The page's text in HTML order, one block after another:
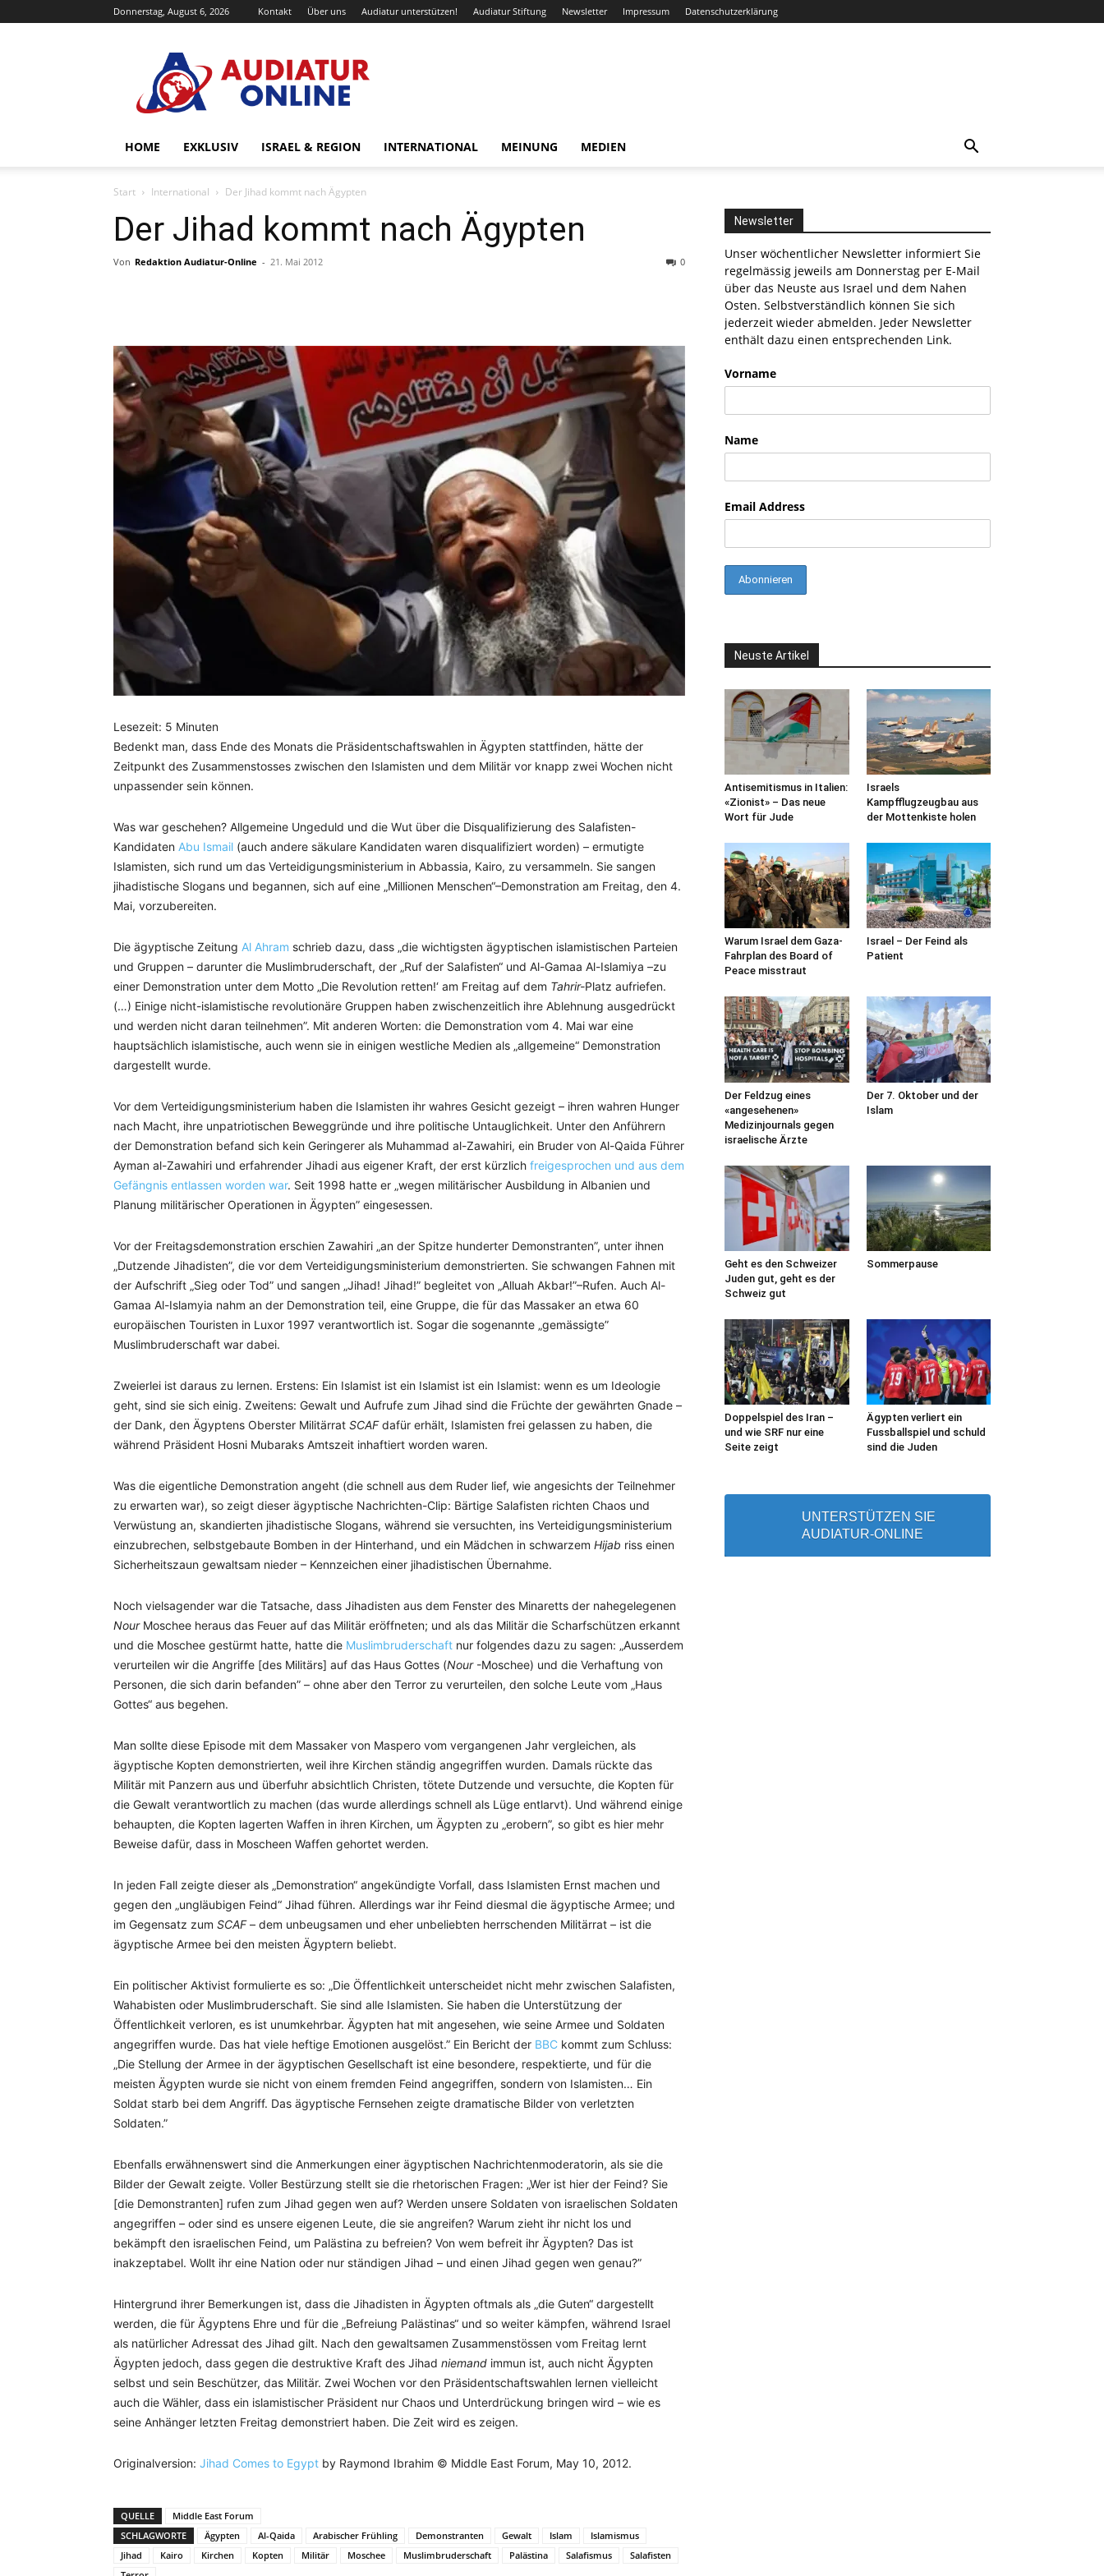
Donnerstag, August 6, 2026 Kontakt Über uns Audiatur unterstützen! Audiatur Stiftung Newsletter Impressum Datenschutzerklärung
Online
HOME EXKLUSIV ISRAEL & REGION INTERNATIONAL MEINUNG MEDIEN
Start International Der Jihad kommt nach Ägypten
Der Jihad kommt nach Ägypten
Von Redaktion Audiatur-Online - 21. Mai 2012 0
Linkedin
Lesezeit: 5 Minuten
Bedenkt man, dass Ende des Monats die Präsidentschaftswahlen in Ägypten stattfinden, hätte der
Zeitpunkt des Zusammenstosses zwischen den Islamisten und dem Militär vor knapp zwei Wochen nicht
unpassender sein können.
Was war geschehen? Allgemeine Ungeduld und die Wut über die Disqualifizierung des Salafisten-
Kandidaten Abu Ismail (auch andere säkulare Kandidaten waren disqualifiziert worden) – ermutigte
Islamisten, sich rund um das Verteidigungsministerium in Abbassia, Kairo, zu versammeln. Sie sangen
jihadistische Slogans und begannen, sich auf eine „Millionen Menschen“–Demonstration am Freitag, den 4.
Mai, vorzubereiten.
Die ägyptische Zeitung Al Ahram schrieb dazu, dass „die wichtigsten ägyptischen islamistischen Parteien
und Gruppen – darunter die Muslimbruderschaft, der „Ruf der Salafisten“ und Al-Gamaa Al-Islamiya –zu
einer Demonstration unter dem Motto „Die Revolution retten!‘ am Freitag auf dem Tahrir-Platz aufriefen.
(…) Einige nicht-islamistische revolutionäre Gruppen haben zwischenzeitlich ihre Ablehnung ausgedrückt
und werden nicht daran teilnehmen”. Mit anderen Worten: die Demonstration vom 4. Mai war eine
hauptsächlich islamistische, auch wenn sie in einigen westliche Medien als „allgemeine“ Demonstration
dargestellt wurde.
Vor dem Verteidigungsministerium haben die Islamisten ihr wahres Gesicht gezeigt – ihren wahren Hunger
nach Macht, ihre unpatriotischen Beweggründe und ihre politische Untauglichkeit. Unter den Anführern
der Demonstration befand sich kein Geringerer als Muhammad al-Zawahiri, ein Bruder von Al-Qaida Führer
Ayman al-Zawahiri und erfahrender Jihadi aus eigener Kraft, der erst kürzlich freigesprochen und aus dem
Gefängnis entlassen worden war. Seit 1998 hatte er „wegen militärischer Ausbildung in Albanien und
Planung militärischer Operationen in Ägypten” eingesessen.
Vor der Freitagsdemonstration erschien Zawahiri „an der Spitze hunderter Demonstranten”, unter ihnen
„Dutzende Jihadisten”, die vor dem Verteidigungsministerium demonstrierten. Sie schwangen Fahnen mit
der Aufschrift „Sieg oder Tod” und sangen „Jihad! Jihad!” begleitet von „Alluah Akbar!”–Rufen. Auch Al-
Gamaa Al-Islamyia nahm an der Demonstration teil, eine Gruppe, die für das Massaker an etwa 60
europäischen Touristen in Luxor 1997 verantwortlich ist. Sogar die sogenannte „gemässigte”
Muslimbruderschaft war dabei.
Zweierlei ist daraus zu lernen. Erstens: Ein Islamist ist ein Islamist ist ein Islamist: wenn es um Ideologie
geht, sind sie sich einig. Zweitens: Gewalt und Aufrufe zum Jihad sind die Früchte der gewährten Gnade –
der Dank, den Ägyptens Oberster Militärrat SCAFdafür erhält, Islamisten frei gelassen zu haben, die
während Präsident Hosni Mubaraks Amtszeit inhaftiert worden waren.
Was die eigentliche Demonstration angeht (die schnell aus dem Ruder lief, wie angesichts der Teilnehmer
zu erwarten war), so zeigt dieser ägyptische Nachrichten-Clip: Bärtige Salafisten richten Chaos und
Verwüstung an, skandierten jihadistische Slogans, während sie versuchten, ins Verteidigungsministerium
einzubrechen, selbstgebaute Bomben in der Hinterhand, und ein Mädchen in schwarzem Hijab riss einen
Sicherheitszaun gewaltsam nieder – Kennzeichen einer jihadistischen Übernahme.
Noch vielsagender war die Tatsache, dass Jihadisten aus dem Fenster des Minaretts der nahegelegenen
NourMoschee heraus das Feuer auf das Militär eröffneten; und als das Militär die Scharfschützen erkannt
und die Moschee gestürmt hatte, hatte die Muslimbruderschaft nur folgendes dazu zu sagen: „Ausserdem
verurteilen wir die Angriffe [des Militärs] auf das Haus Gottes (Nour -Moschee) und die Verhaftung von
Personen, die sich darin befanden” – ohne aber den Terror zu verurteilen, den solche Leute vom „Haus
Gottes“ aus begehen.
Man sollte diese Episode mit dem Massaker von Maspero vom vergangenen Jahr vergleichen, als
ägyptische Kopten demonstrierten, weil ihre Kirchen ständig angegriffen wurden. Damals rückte das
Militär mit Panzern aus und überfuhr absichtlich Christen, tötete Dutzende und versuchte, die Kopten für
die Gewalt verantwortlich zu machen (das wurde allerdings schnell als Lüge entlarvt). Und während einige
behaupten, die Kopten lagerten Waffen in ihren Kirchen, um Ägypten zu „erobern”, so gibt es hier mehr
Beweise dafür, dass in Moscheen Waffen gehortet werden.
In jeden Fall zeigte dieser als „Demonstration“ angekündigte Vorfall, dass Islamisten Ernst machen und
gegen den „ungläubigen Feind“ Jihad führen. Allerdings war ihr Feind diesmal die ägyptische Armee; und
im Gegensatz zum SCAF– dem unbeugsamen und eher unbeliebten herrschenden Militärrat – ist die
ägyptische Armee bei den meisten Ägyptern beliebt.
Ein politischer Aktivist formulierte es so: „Die Öffentlichkeit unterscheidet nicht mehr zwischen Salafisten,
Wahabisten oder Muslimbruderschaft. Sie sind alle Islamisten. Sie haben die Unterstützung der
Öffentlichkeit verloren, es ist unumkehrbar. Ägypten hat mit angesehen, wie seine Armee und Soldaten
angegriffen wurde. Das hat viele heftige Emotionen ausgelöst.” Ein Bericht der BBC kommt zum Schluss:
„Die Stellung der Armee in der ägyptischen Gesellschaft ist eine besondere, respektierte, und für die
meisten Ägypten wurde sie nicht von einem fremden Feind angegriffen, sondern von Islamisten… Ein
Soldat starb bei dem Angriff. Das ägyptische Fernsehen zeigte dramatische Bilder von verletzten
Soldaten.”
Ebenfalls erwähnenswert sind die Anmerkungen einer ägyptischen Nachrichtenmoderatorin, als sie die
Bilder der Gewalt zeigte. Voller Bestürzung stellt sie die rhetorischen Fragen: „Wer ist hier der Feind? Sie
[die Demonstranten] rufen zum Jihad gegen wen auf? Werden unsere Soldaten von israelischen Soldaten
angegriffen – oder sind es unsere eigenen Leute, die sie angreifen? Warum zieht ihr nicht los und
bekämpft den israelischen Feind, um Palästina zu befreien? Von wem befreit ihr Ägypten? Das ist
inakzeptabel. Wollt ihr eine Nation oder nur ständigen Jihad – und einen Jihad gegen wen genau?”
Hintergrund ihrer Bemerkungen ist, dass die Jihadisten in Ägypten oftmals als „die Guten“ dargestellt
werden, die für Ägyptens Ehre und für die „Befreiung Palästinas“ und so weiter kämpfen, während Israel
als natürlicher Adressat des Jihad gilt. Nach den gewaltsamen Zusammenstössen vom Freitag lernt
Ägypten jedoch, dass gegen die destruktive Kraft des Jihad niemand immun ist, auch nicht Ägypten
selbst und sein Beschützer, das Militär. Zwei Wochen vor den Präsidentschaftswahlen lernen vielleicht
auch die Wähler, dass ein islamistischer Präsident nur Chaos und Unterdrückung bringen wird – wie es
seine Anhänger letzten Freitag demonstriert haben. Die Zeit wird es zeigen.
Originalversion: Jihad Comes to Egypt by Raymond Ibrahim © Middle East Forum, May 10, 2012.
QUELLE
Middle East Forum
SCHLAGWORTE
Ägypten Al-Qaida Arabischer Frühling Demonstranten Gewalt Islam
Islamismus
Jihad
Kairo Kirchen Kopten Militär Moschee Muslimbruderschaft Palästina Salafismus
Salafisten
Newsletter
Unser wöchentlicher Newsletter informiert Sie
regelmässig jeweils am Donnerstag per E-Mail
über das Neuste aus Israel und dem Nahen
Osten. Selbstverständlich können Sie sich
jederzeit wieder abmelden. Jeder Newsletter
enthält dazu einen entsprechenden Link.
Vorname
Name
Email Address
Neuste Artikel
Antisemitismus in Italien:
«Zionist» – Das neue
Wort für Jude
Israels
Kampfflugzeugbau aus
der Mottenkiste holen
Warum Israel dem Gaza-
Fahrplan des Board of
Peace misstraut
Israel – Der Feind als
Patient
Der Feldzug eines
«angesehenen»
Medizinjournals gegen
israelische Ärzte
Der 7. Oktober und der
Islam
Geht es den Schweizer
Juden gut, geht es der
Schweiz gut
Sommerpause
Doppelspiel des Iran –
und wie SRF nur eine
Seite zeigt
Ägypten verliert ein
Fussballspiel und schuld
sind die Juden
UNTERSTÜTZEN SIE
AUDIATUR-ONLINE